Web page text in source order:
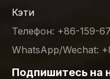
Кэти
Телефон: +86-159-
WhatsApp/Wechat:
Подпишитесь на